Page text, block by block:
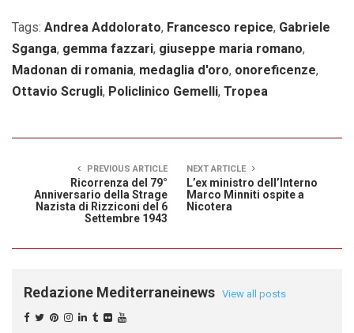
Tags: Andrea Addolorato, Francesco repice, Gabriele
Sganga, gemma fazzari, giuseppe maria romano,
Madonan di romania, medaglia d'oro, onoreficenze,
Ottavio Scrugli, Policlinico Gemelli, Tropea
PREVIOUS ARTICLE
Ricorrenza del 79°
Anniversario della Strage
Nazista di Rizziconi del 6
Settembre 1943
NEXT ARTICLE
L’ex ministro dell’Interno
Marco Minniti ospite a
Nicotera
Redazione Mediterraneinews View all posts